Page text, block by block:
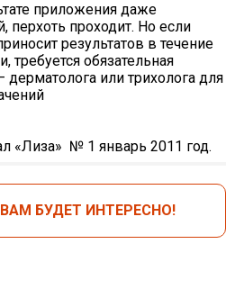
приложения даже
перхоть проходит. Но если
результатов в течение
требуется обязательная
дерматолога или трихолога для
«Лиза» № 1 январь 2011 год.
БУДЕТ ИНТЕРЕСНО!